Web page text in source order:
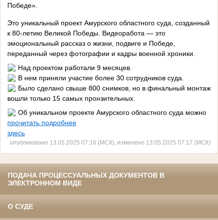
Победе».
Это уникальный проект Амурского областного суда, созданный
к 80-летию Великой Победы. Видеоработа — это
эмоциональный рассказ о жизни, подвиге и Победе,
переданный через фотографии и кадры военной хроники.
Над проектом работали 9 месяцев.
В нем приняли участие более 30 сотрудников суда.
Было сделано свыше 800 снимков, но в финальный монтаж
вошли только 15 самых пронзительных.
Об уникальном проекте Амурского областного суда можно
прочитать подробнее
здесь
опубликовано 13.05.2025 07:16 (МСК), изменено 13.05.2025 07:17 (МСК)
ПОДАЧА ПРОЦЕССУАЛЬНЫХ ДОКУМЕНТОВ В
ЭЛЕКТРОННОМ ВИДЕ
О СУДЕ